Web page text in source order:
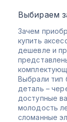
Выбираем
Зачем
купить
дешевле и
Выбрали тип
деталь –
доступные
молодость
сломанные